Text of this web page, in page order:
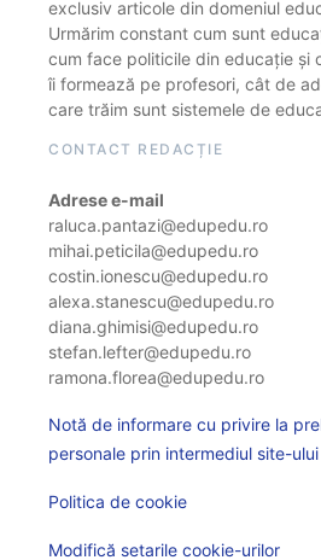
exclusiv articole din domeniul
Urmărim constant cum sunt
cum face politicile din educație și
îi formează pe profesori, cât de
care trăim sunt sistemele de
CONTACT REDACȚIE
Adrese e-mail
raluca.pantazi@edupedu.ro
mihai.peticila@edupedu.ro
costin.ionescu@edupedu.ro
alexa.stanescu@edupedu.ro
diana.ghimisi@edupedu.ro
stefan.lefter@edupedu.ro
ramona.florea@edupedu.ro
Notă de informare cu privire la
personale prin intermediul site-ului
Politica de cookie
Modifică setarile cookie-urilor